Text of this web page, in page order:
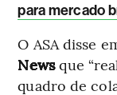
para mercado
O ASA disse
Newsque
quadro de